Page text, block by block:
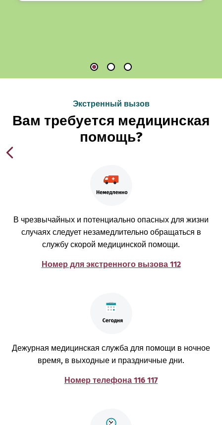
Экстренный вызов
Вам требуется медицинская
помощь?
В чрезвычайных и потенциально опасных для жизни
случаях следует незамедлительно обращаться в
службу скорой медицинской помощи.
Номер для экстренного вызова 112
Дежурная медицинская служба для помощи в ночное
время, в выходные и праздничные дни.
Номер телефона 116 117